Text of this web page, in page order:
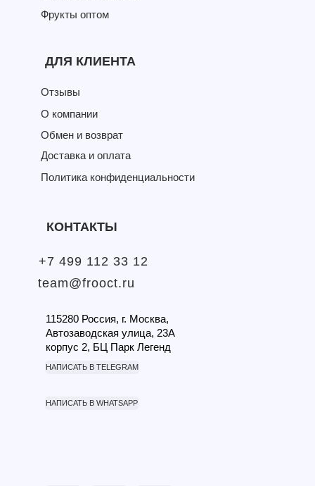
Фрукты оптом
О компании
Отзывы
ДЛЯ КЛИЕНТА
Доставка и оплата
КОНТАКТЫ
+7 499 112 33 12
team@frooct.ru
НАПИСАТЬ В TELEGRAM
НАПИСАТЬ В WHATSAPP
Политика конфиденциальности
Обмен и возврат
115280 Россия, г. Москва,
Автозаводская улица, 23А
корпус 2, БЦ Парк Легенд